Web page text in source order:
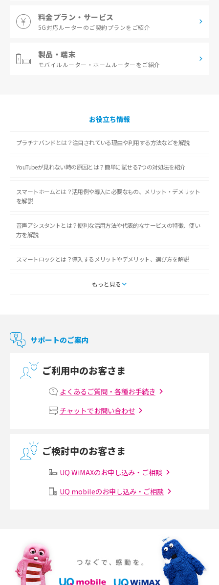
料金プラン・サービス
5G対応ルーターのご契約プランをご紹介
製品・端末
モバイルルーター・ ホームルーターをご紹介
お役立ち情報
プラチナバンドとは？注目されている理由や利用する方法などを解説
YouTubeが見れない時の原因とは？簡単に試せる7つの対処法を紹介
スマートホームとは？活用例や導入に必要なもの、メリット・デメリット
を解説
音声アシスタントとは？便利な活用方法や代表的なサービスの特徴、使い
方を解説
スマートロックとは？導入するメリットやデメリット、選び方を解説
スマートテレビとは？特徴や選び方、使い方をわかりやすく解説
マンションで使えるWi-Fiは？種類ごとの特徴や選び方を紹介
マンションで光回線の利用を始める手順は？設備状況の確認方法も解説
Wi-Fiルーターの設定方法をわかりやすく解説！事前に準備すべきものも紹
無線LANとは？メリット・デメリットや接続方法を解説
メッシュWi-Fiとは？仕組みやメリット・デメリット、中継機との違いを解
ポケット型Wi-Fiをレンタルするメリットとは？選び方や向いている方の特
徴も紹介
もっと見る
サポートのご案内
ご利用中のお客さま
よくあるご質問・各種お手続き
チャットでお問い合わせ
ご検討中のお客さま
UQ WiMAXのお申し込み・ご相談
UQ mobileのお申し込み・ご相談